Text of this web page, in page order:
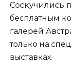
Соскучились
бесплатным
галерей
только на
выставках.